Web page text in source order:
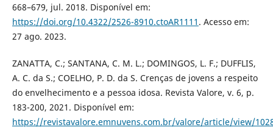
668–679, jul. 2018. Disponível em:
https://doi.org/10.4322/2526-8910.ctoAR1111 . Acesso em:
27 ago. 2023.
ZANATTA, C.; SANTANA, C. M. L.; DOMINGOS, L. F.; DUFFLIS,
A. C. da S.; COELHO, P. D. da S. Crenças de jovens a respeito
do envelhecimento e a pessoa idosa. Revista Valore, v. 6, p.
183-200, 2021. Disponível em:
https://revistavalore.emnuvens.com.br/valore/article/view/